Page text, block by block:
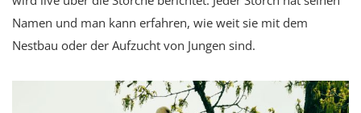
Namen und man kann erfahren, wie weit sie mit dem
Nestbau oder der Aufzucht von Jungen sind.